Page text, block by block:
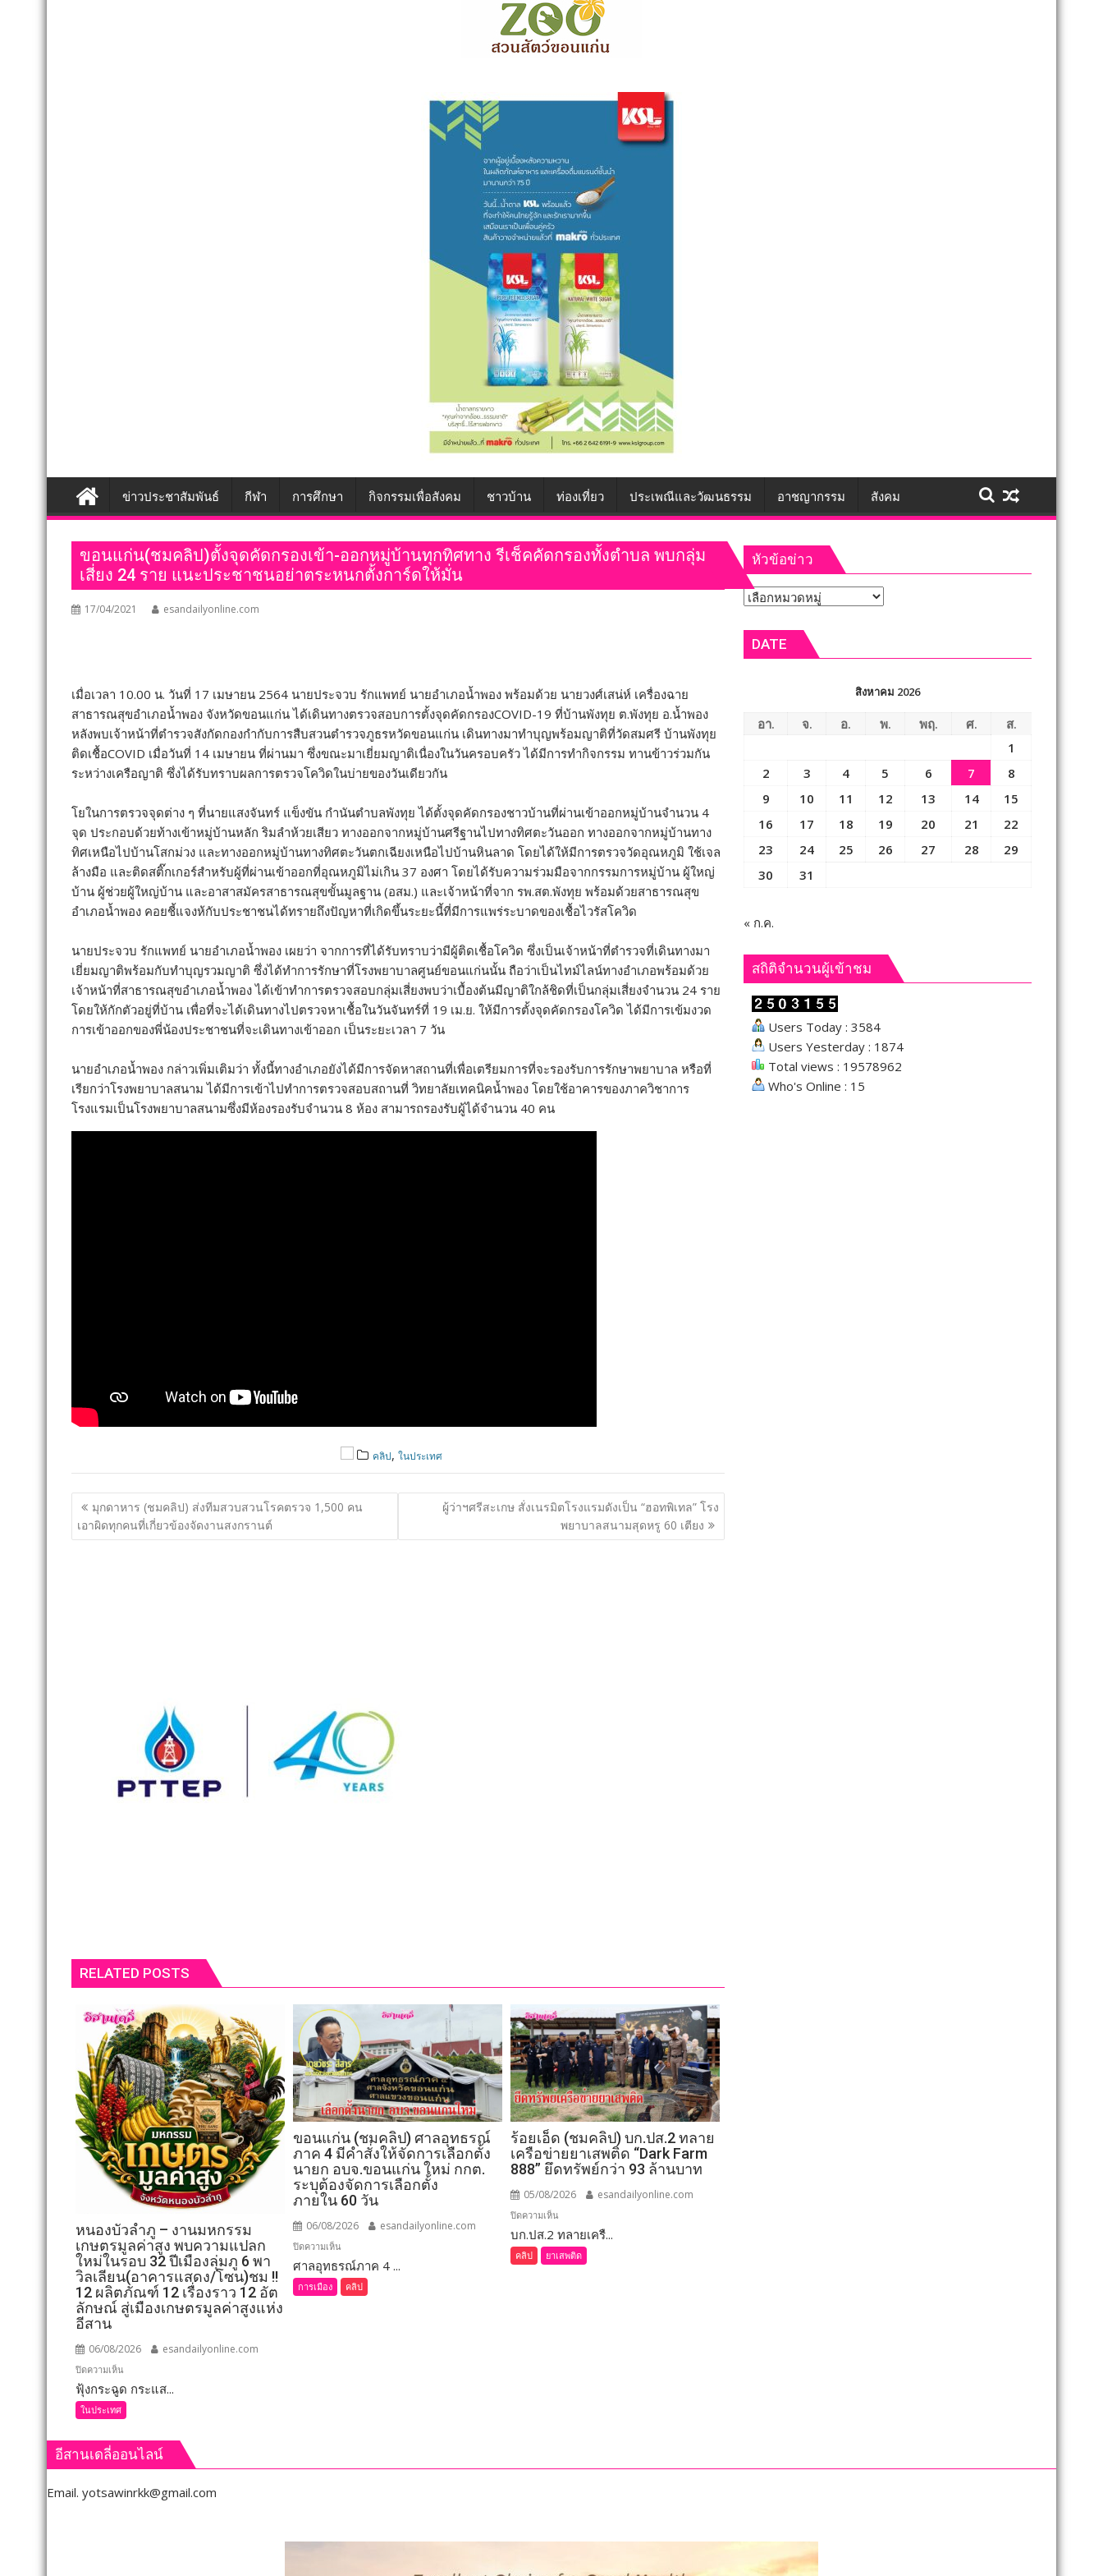
ข่าวประชาสัมพันธ์ กีฬา การศึกษา กิจกรรมเพื่อสังคม ชาวบ้าน ท่องเที่ยว ประเพณีและวัฒนธรรม อาชญากรรม สังคม
ขอนแก่น(ชมคลิป)ตั้งจุดคัดกรองเข้า-ออกหมู่บ้านทุกทิศทาง รีเช็คคัดกรองทั้งตำบล พบกลุ่ม
เสี่ยง 24 ราย แนะประชาชนอย่าตระหนกตั้งการ์ดให้มั่น
17/04/2021 esandailyonline.com
เมื่อเวลา 10.00 น. วันที่ 17 เมษายน 2564 นายประจวบ รักแพทย์ นายอำเภอน้ำพอง พร้อมด้วย นายวงศ์เสน่ห์ เครื่องฉาย
สาธารณสุขอำเภอน้ำพอง จังหวัดขอนแก่น ได้เดินทางตรวจสอบการตั้งจุดคัดกรองCOVID-19 ที่บ้านพังทุย ต.พังทุย อ.น้ำพอง
หลังพบเจ้าหน้าที่ตำรวจสังกัดกองกำกับการสืบสวนตำรวจภูธรหวัดขอนแก่น เดินทางมาทำบุญพร้อมญาติที่วัดสมศรี บ้านพังทุย
ติดเชื้อCOVID เมื่อวันที่ 14 เมษายน ที่ผ่านมา ซึ่งขณะมาเยี่ยมญาติเนื่องในวันครอบครัว ได้มีการทำกิจกรรม ทานข้าวร่วมกัน
ระหว่างเครือญาติ ซึ่งได้รับทราบผลการตรวจโควิดในบ่ายของวันเดียวกัน
โยในการตรวจจุดต่าง ๆ ที่นายแสงจันทร์ แข็งขัน กำนันตำบลพังทุย ได้ตั้งจุดคัดกรองชาวบ้านที่ผ่านเข้าออกหมู่บ้านจำนวน 4
จุด ประกอบด้วยท้างเข้าหมู่บ้านหลัก ริมลำห้วยเสียว ทางออกจากหมู่บ้านศรีฐานไปทางทิศตะวันออก ทางออกจากหมู่บ้านทาง
ทิศเหนือไปบ้านโสกม่วง และทางออกหมู่บ้านทางทิศตะวันตกเฉียงเหนือไปบ้านหินลาด โดยได้ให้มีการตรวจวัดอุณหภูมิ ใช้เจล
ล้างมือ และติดสติ๊กเกอร์สำหรับผู้ที่ผ่านเข้าออกที่อุณหภูมิไม่เกิน 37 องศา โดยได้รับความร่วมมือจากกรรมการหมู่บ้าน ผู้ใหญ่
บ้าน ผู้ช่วยผู้ใหญ่บ้าน และอาสาสมัครสาธารณสุขขั้นมูลฐาน (อสม.) และเจ้าหน้าที่จาก รพ.สต.พังทุย พร้อมด้วยสาธารณสุข
อำเภอน้ำพอง คอยชี้แจงห้กับประชาชนได้ทรายถึงปัญหาที่เกิดขึ้นระยะนี้ที่มีการแพร่ระบาดของเชื้อไวรัสโควิด
นายประจวบ รักแพทย์ นายอำเภอน้ำพอง เผยว่า จากการที่ได้รับทราบว่ามีผู้ติดเชื้อโควิด ซึ่งเป็นเจ้าหน้าที่ตำรวจที่เดินทางมา
เยี่ยมญาติพร้อมกับทำบุญรวมญาติ ซึ่งได้ทำการรักษาที่โรงพยาบาลศูนย์ขอนแก่นนั้น ถือว่าเป็นไทม์ไลน์ทางอำเภอพร้อมด้วย
เจ้าหน้าที่สาธารณสุขอำเภอน้ำพอง ได้เข้าทำการตรวจสอบกลุ่มเสี่ยงพบว่าเบื้องต้นมีญาติใกล้ชิดที่เป็นกลุ่มเสี่ยงจำนวน 24 ราย
โดยให้กักตัวอยู่ที่บ้าน เพื่อที่จะได้เดินทางไปตรวจหาเชื้อในวันจันทร์ที่ 19 เม.ย. ให้มีการตั้งจุดคัดกรองโควิด ได้มีการเข้มงวด
การเข้าออกของพี่น้องประชาชนที่จะเดินทางเข้าออก เป็นระยะเวลา 7 วัน
นายอำเภอน้ำพอง กล่าวเพิ่มเติมว่า ทั้งนี้ทางอำเภอยังได้มีการจัดหาสถานที่เพื่อเตรียมการที่จะรองรับการรักษาพยาบาล หรือที่
เรียกว่าโรงพยาบาลสนาม ได้มีการเข้าไปทำการตรวจสอบสถานที่ วิทยาลัยเทคนิคน้ำพอง โดยใช้อาคารของภาควิชาการ
โรงแรมเป็นโรงพยาบาลสนามซึ่งมีห้องรองรับจำนวน 8 ห้อง สามารถรองรับผู้ได้จำนวน 40 คน
คลิป,ในประเทศ
แนะแนว
เรื่อง
มุกดาหาร (ชมคลิป) ส่งทีมสวบสวนโรคตรวจ 1,500 คน
เอาผิดทุกคนที่เกี่ยวข้องจัดงานสงกรานต์
ผู้ว่าฯศรีสะเกษ สั่งเนรมิตโรงแรมดังเป็น “ฮอทพิเทล” โรง
พยาบาลสนามสุดหรู 60 เตียง
RELATED POSTS
หนองบัวลำภู – งานมหกรรม
เกษตรมูลค่าสูง พบความแปลก
ใหม่ในรอบ 32 ปีเมืองลุ่มภู 6 พา
วิลเลียน(อาคารแสดง/โซน)ชม !!
12 ผลิตภัณฑ์ 12 เรื่องราว 12 อัต
ลักษณ์ สู่เมืองเกษตรมูลค่าสูงแห่ง
อีสาน
06/08/2026 esandailyonline.com
ปิดความเห็น
หนองบัวลำภู
–
งาน
มหกรรม
เกษตร
สูง
ฟุ้งกระฉูด กระแส...
ในประเทศ
ขอนแก่น (ชมคลิป) ศาลอุทธรณ์
ภาค 4 มีคำสั่งให้จัดการเลือกตั้ง
นายก อบจ.ขอนแก่น ใหม่ กกต.
ระบุต้องจัดการเลือกตั้ง
ภายใน 60 วัน
06/08/2026 esandailyonline.com
ปิดความเห็น
ขอนแก่น
(ชม
คลิป)
ศาลอุทธรณ์ภาค 4 ...
การเมือง คลิป
ร้อยเอ็ด (ชมคลิป) บก.ปส.2 ทลาย
เครือข่ายยาเสพติด “Dark Farm
888” ยึดทรัพย์กว่า 93 ล้านบาท
05/08/2026 esandailyonline.com
ปิดความเห็น
ร้อยเอ็ด
(ชม
คลิป)
ยึด
ล้าน
บก.ปส.2 ทลายเครื...
คลิป ยาเสพติด
หัวข้อข่าว
หัวข้อ
DATE
สิงหาคม 2026
อา. จ. อ. พ. พฤ. ศ.
ส.
1
2
3 4 5 6 7
8
9
10 11 12 13 14
15
16
17 18 19 20 21
22
23
24 25 26 27 28
29
30
31
« ก.ค.
สถิติจำนวนผู้เข้าชม
Users Today : 3584
Users Yesterday : 1874
Total views : 19578962
Who's Online : 15
อีสานเดลี่ออนไลน์
Email. yotsawinrkk@gmail.com